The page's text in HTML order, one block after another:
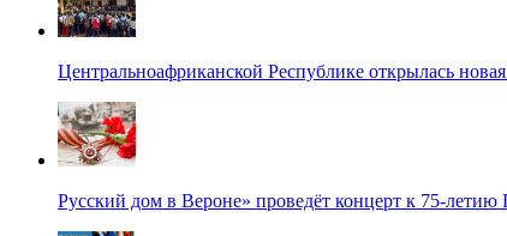
Центральноафриканской Республике открылась
Русский дом в Вероне» проведёт концерт к 75-